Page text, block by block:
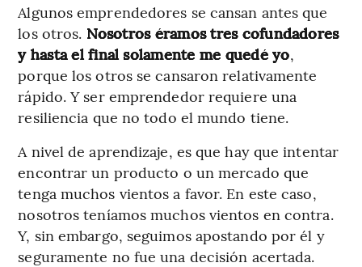
Algunos emprendedores se cansan antes que
los otros. Nosotros éramos tres cofundadores
y hasta el final solamente me quedé yo,
porque los otros se cansaron relativamente
rápido. Y ser emprendedor requiere una
resiliencia que no todo el mundo tiene.
A nivel de aprendizaje, es que hay que intentar
encontrar un producto o un mercado que
tenga muchos vientos a favor. En este caso,
nosotros teníamos muchos vientos en contra.
Y, sin embargo, seguimos apostando por él y
seguramente no fue una decisión acertada.